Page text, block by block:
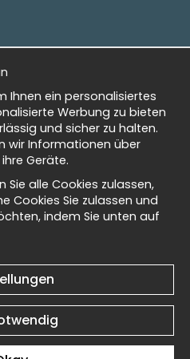
und Neuigkeiten!
Senden
Ihnen ein personalisiertes
Werbung zu bieten
und sicher zu halten.
wir Informationen über
Geräte.
Sie alle Cookies zulassen,
Cookies Sie zulassen und
indem Sie unten auf